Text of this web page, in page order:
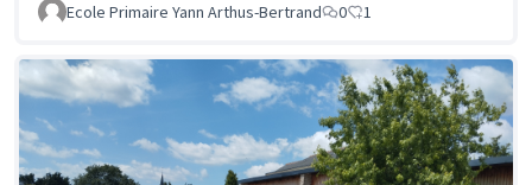
Ecole Primaire Yann Arthus-Bertrand 0 1